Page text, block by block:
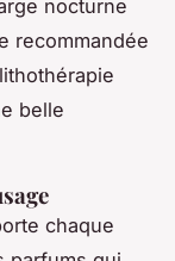
nocturne
recommandée
belle
chaque